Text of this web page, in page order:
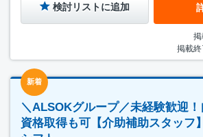
検討リストに追加
掲載
新着
＼ALSOKグループ／未経験歓迎
資格取得も可【介助補助スタッフ